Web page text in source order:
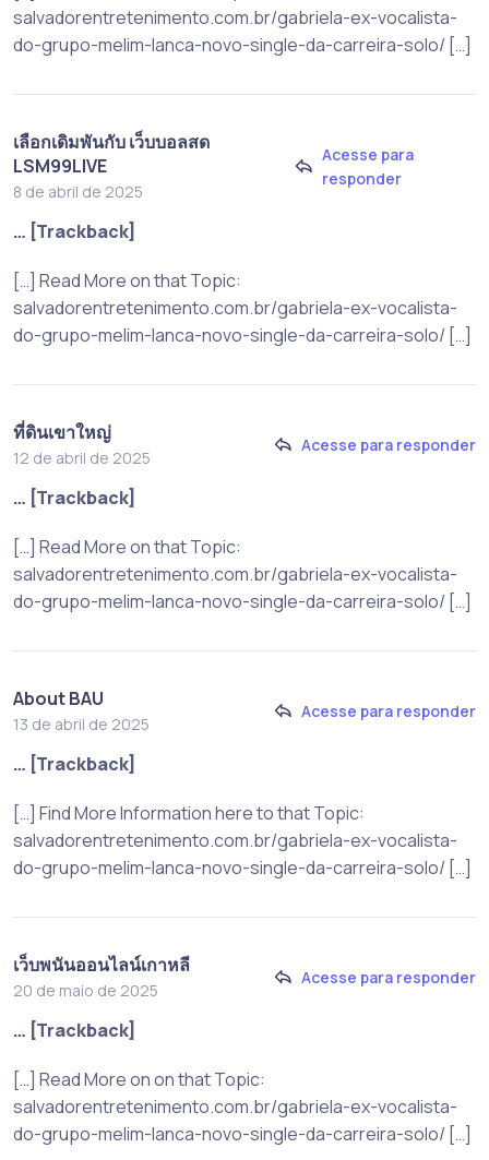
salvadorentretenimento.com.br/gabriela-ex-vocalista-
do-grupo-melim-lanca-novo-single-da-carreira-solo/ […]
เลือกเดิมพันกับ เว็บบอลสด
LSM99LIVE
8 de abril de 2025
Acesse para
responder
… [Trackback]
[…] Read More on that Topic:
salvadorentretenimento.com.br/gabriela-ex-vocalista-
do-grupo-melim-lanca-novo-single-da-carreira-solo/ […]
ที่ดินเขาใหญ่
12 de abril de 2025
Acesse para responder
… [Trackback]
[…] Read More on that Topic:
salvadorentretenimento.com.br/gabriela-ex-vocalista-
do-grupo-melim-lanca-novo-single-da-carreira-solo/ […]
About BAU
13 de abril de 2025
Acesse para responder
… [Trackback]
[…] Find More Information here to that Topic:
salvadorentretenimento.com.br/gabriela-ex-vocalista-
do-grupo-melim-lanca-novo-single-da-carreira-solo/ […]
เว็บพนันออนไลน์เกาหลี
20 de maio de 2025
Acesse para responder
… [Trackback]
[…] Read More on on that Topic:
salvadorentretenimento.com.br/gabriela-ex-vocalista-
do-grupo-melim-lanca-novo-single-da-carreira-solo/ […]